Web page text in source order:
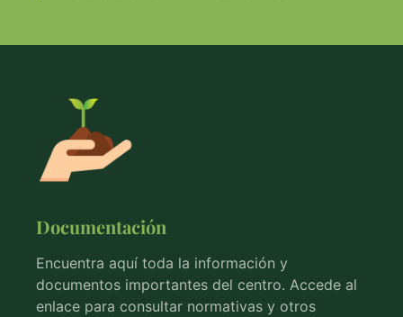
Documentación
Encuentra aquí toda la información y
documentos importantes del centro. Accede al
enlace para consultar normativas y otros